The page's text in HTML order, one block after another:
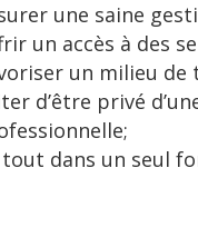
une saine
un accès à des
un milieu
d’être privé
tout dans un seul